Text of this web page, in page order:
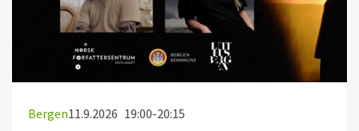
Bergen11.9.2026 19:00-20:15